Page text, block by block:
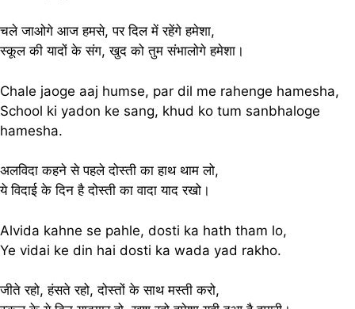
चले जाओगे आज हमसे, पर दिल में रहेंगे हमेशा,
स्कूल की यादों के संग, खुद को तुम संभालोगे हमेशा।
Chale jaoge aaj humse, par dil me rahenge hamesha,
School ki yadon ke sang, khud ko tum sanbhaloge
hamesha.
अलविदा कहने से पहले दोस्ती का हाथ थाम लो,
ये विदाई के दिन है दोस्ती का वादा याद रखो।
Alvida kahne se pahle, dosti ka hath tham lo,
Ye vidai ke din hai dosti ka wada yad rakho.
जीते रहो, हंसते रहो, दोस्तों के साथ मस्ती करो,